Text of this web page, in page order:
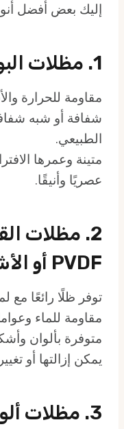
إليك بعض أفضل
1. مظلات البولي كربونات
مقاومة للحرارة
شفافة أو شبه
الطبيعي.
متينة وعمرها
عصريًا وأنيقًا.
PVDF أو الأشرعة)
توفر ظلًا رائعًا مع
مقاومة للماء
متوفرة بألوان
يمكن إزالتها أو
3. مظلات